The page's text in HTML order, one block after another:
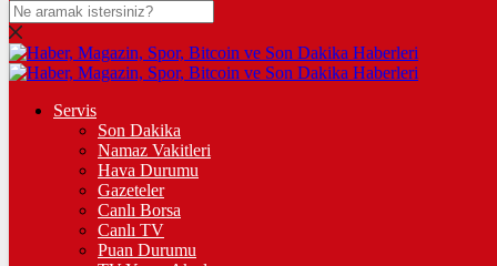
DOLAR
47,7082$% 0.17
% 0.05
STERLİN
% 0.03
GRAM ALTIN
Servis
Son Dakika
Namaz Vakitleri
Hava Durumu
Gazeteler
Canlı Borsa
Canlı TV
Puan Durumu